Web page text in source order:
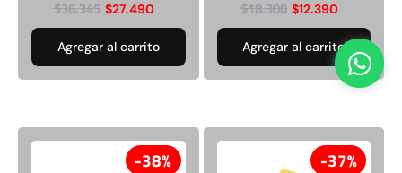
$36.345 $27.490
Agregar al carrito
$18.300 $12.390
Agregar al carrito
38% 37%